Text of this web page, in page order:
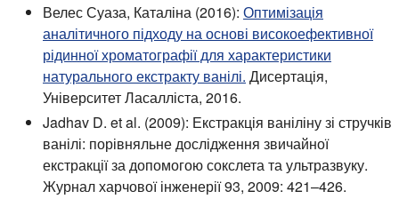
Велес Суаза, Каталіна (2016): Оптимізація
аналітичного підходу на основі високоефективної
рідинної хроматографії для характеристики
натурального екстракту ванілі. Дисертація,
Університет Ласалліста, 2016.
Jadhav D. et al. (2009): Екстракція ваніліну зі стручків
ванілі: порівняльне дослідження звичайної
екстракції за допомогою сокслета та ультразвуку.
Журнал харчової інженерії 93, 2009: 421–426.